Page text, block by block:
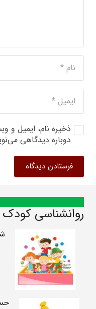
ذخیره نام، ایمیل و
دوباره دیدگاهی
فرستادن دیدگاه
روانشناسی کودک